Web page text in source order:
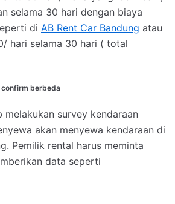
selama 30 hari dengan biaya
di AB Rent Car Bandung atau
hari selama 30 hari ( total
berbeda
melakukan survey kendaraan
akan menyewa kendaraan di
Pemilik rental harus meminta
data seperti